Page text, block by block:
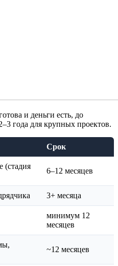
и деньги есть, до
года для крупных проектов.
Срок
(стадия
6–12 месяцев
3+ месяца
минимум 12
месяцев
~12 месяцев